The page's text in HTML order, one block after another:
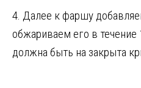
4. Далее к фаршу
обжариваем его в течение
должна быть на закрыта